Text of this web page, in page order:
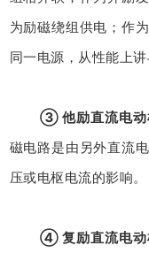
为励磁绕组供电；作
同一电源，从性能上
③ 他励直流电动
磁电路是由另外直流
压或电枢电流的影响。
④ 复励直流电动